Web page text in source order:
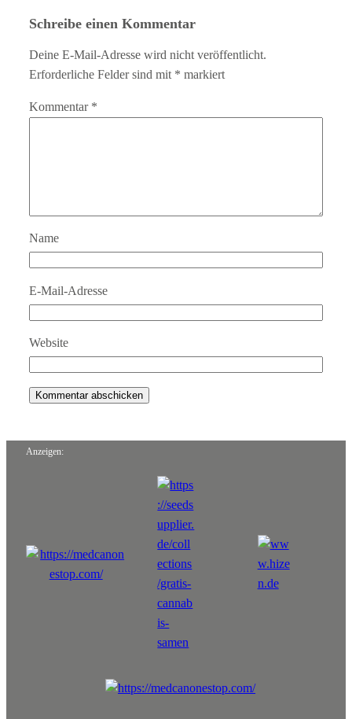
Schreibe einen Kommentar
Deine E-Mail-Adresse wird nicht veröffentlicht.
Erforderliche Felder sind mit * markiert
Kommentar *
Name
E-Mail-Adresse
Website
Anzeigen: